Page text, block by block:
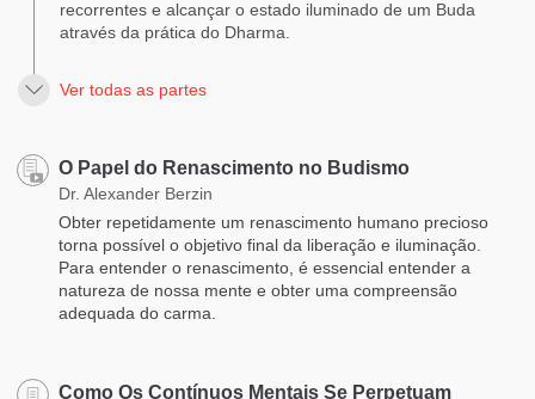
recorrentes e alcançar o estado iluminado de um Buda
através da prática do Dharma.
Ver todas as partes
O Papel do Renascimento no Budismo
Dr. Alexander Berzin
Obter repetidamente um renascimento humano precioso
torna possível o objetivo final da liberação e iluminação.
Para entender o renascimento, é essencial entender a
natureza de nossa mente e obter uma compreensão
adequada do carma.
Como Os Contínuos Mentais Se Perpetuam